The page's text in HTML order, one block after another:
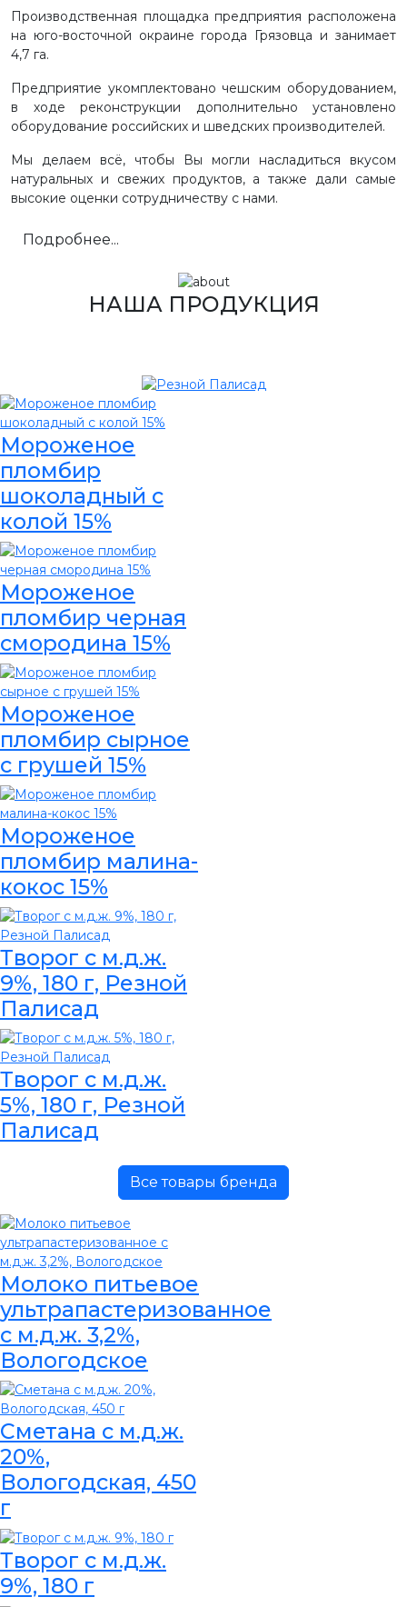
Производственная площадка предприятия расположена
на юго-восточной окраине города Грязовца и занимает
4,7 га.
Предприятие укомплектовано чешским оборудованием,
в ходе реконструкции дополнительно установлено
оборудование российских и шведских производителей.
Мы делаем всё, чтобы Вы могли насладиться вкусом
натуральных и свежих продуктов, а также дали самые
высокие оценки сотрудничеству с нами.
Подробнее...
НАША ПРОДУКЦИЯ
Мороженое
пломбир
шоколадный с
колой 15%
Мороженое
пломбир черная
смородина 15%
Мороженое
пломбир сырное
с грушей 15%
Мороженое
пломбир малина-
кокос 15%
Творог с м.д.ж.
9%, 180 г, Резной
Палисад
Творог с м.д.ж.
5%, 180 г, Резной
Палисад
Все товары бренда
Молоко питьевое
ультрапастеризованное
с м.д.ж. 3,2%,
Вологодское
Сметана с м.д.ж.
20%,
Вологодская, 450
г
Творог с м.д.ж.
9%, 180 г